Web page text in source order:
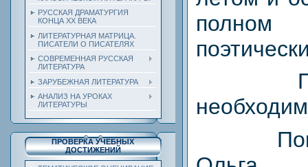
РУССКАЯ ДРАМАТУРГИЯ
КОНЦА ХХ ВЕКА
ЛИТЕРАТУРНАЯ МАТРИЦА.
ПИСАТЕЛИ О ПИСАТЕЛЯХ
СОВРЕМЕННАЯ РУССКАЯ
ЛИТЕРАТУРА
ЗАРУБЕЖНАЯ ЛИТЕРАТУРА
АНАЛИЗ НА УРОКАХ
ЛИТЕРАТУРЫ
ПРОВЕРКА УЧЕБНЫХ
ДОСТИЖЕНИЙ